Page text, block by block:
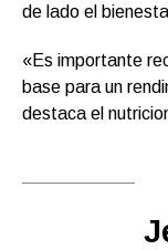
de lado el
«Es importante
base para un
destaca el